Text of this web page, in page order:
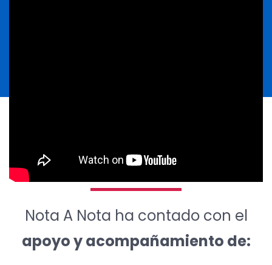
Nota A Nota ha contado con el
apoyo y acompañamiento de: